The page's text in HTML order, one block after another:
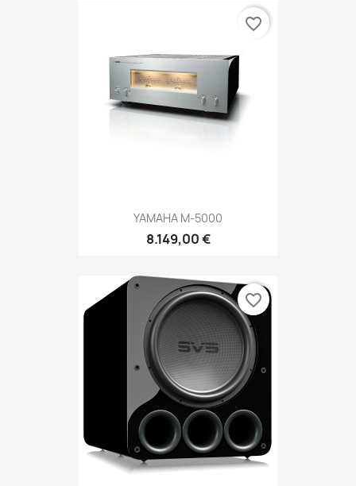
YAMAHA M-5000
8.149,00 €
favorite_border
favorite_border